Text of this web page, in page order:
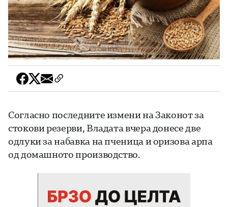
Согласно последните измени на Законот за
стокови резерви, Владата вчера донесе две
одлуки за набавка на пченица и оризова арпа
од домашното производство.